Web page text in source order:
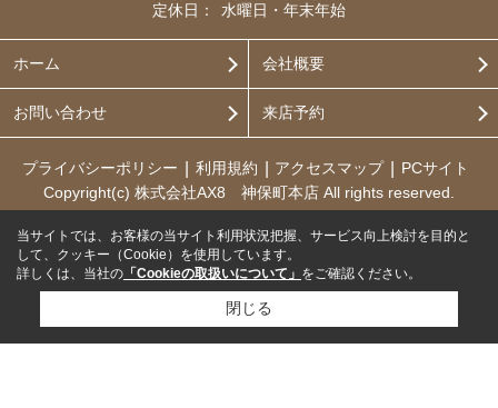
定休日：
水曜日・年末年始
ホーム 会社概要
お問い合わせ 来店予約
プライバシーポリシー 利用規約 アクセスマップ
PCサイト
Copyright(c) 株式会社AX8 神保町本店 All rights reserved.
当サイトでは、お客様の当サイト利用状況把握、サービス向上検討を目的と
して、クッキー（Cookie）を使用しています。
詳しくは、当社の 「Cookieの取扱いについて」 をご確認ください。
閉じる